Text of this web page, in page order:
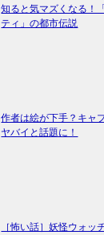
知ると気マズくなる！
ティ」の都市伝説
作者は絵が下手？キャ
ヤバイと話題に！
［怖い話］妖怪ウォッ